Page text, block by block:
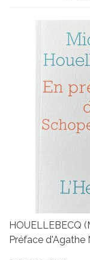
HOUELLEBECQ
Préface d'Agathe